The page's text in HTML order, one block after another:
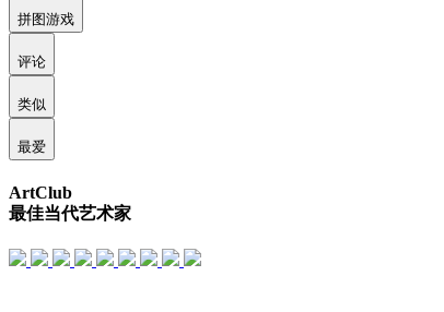
拼图游戏
评论
类似
最爱
ArtClub
最佳当代艺术家